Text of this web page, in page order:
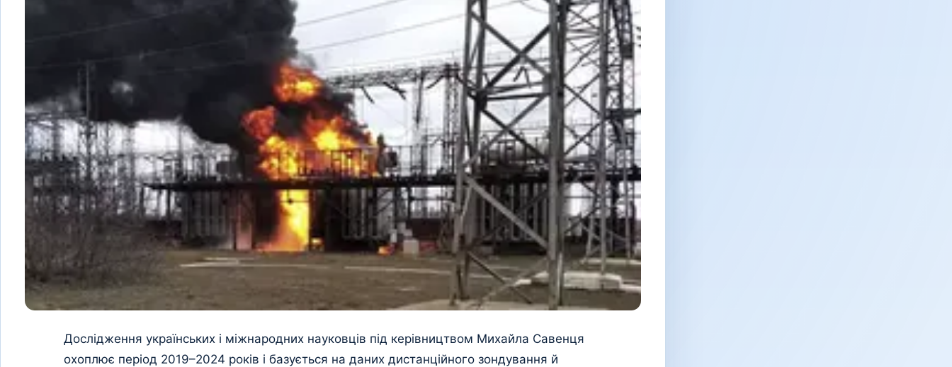
Дослідження українських і міжнародних науковців під керівництвом Михайла Савенця
охоплює період 2019–2024 років і базується на даних дистанційного зондування й